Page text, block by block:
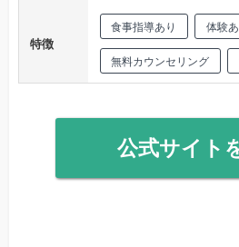
特徴
食事指導あり 体験あ
無料カウンセリング
公式サイト